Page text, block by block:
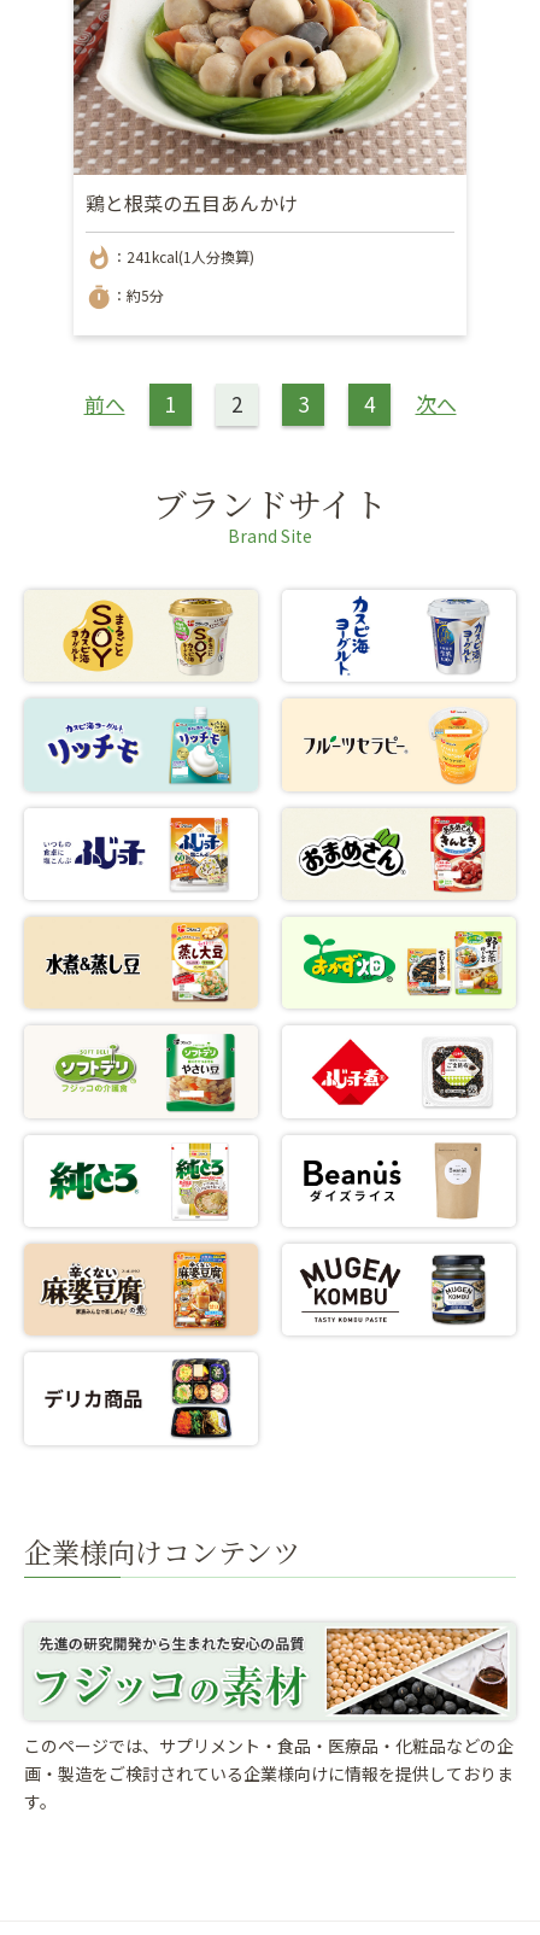
鶏と根菜の五目あんかけ
whatshot ：241kcal(1人分換算)
timer ：約5分
前へ 1 2 3 4 次へ
ブランドサイト
Brand Site
企業様向けコンテンツ
このページでは、サプリメント・食品・医療品・化粧品などの企
画・製造をご検討されている企業様向けに情報を提供しておりま
す。